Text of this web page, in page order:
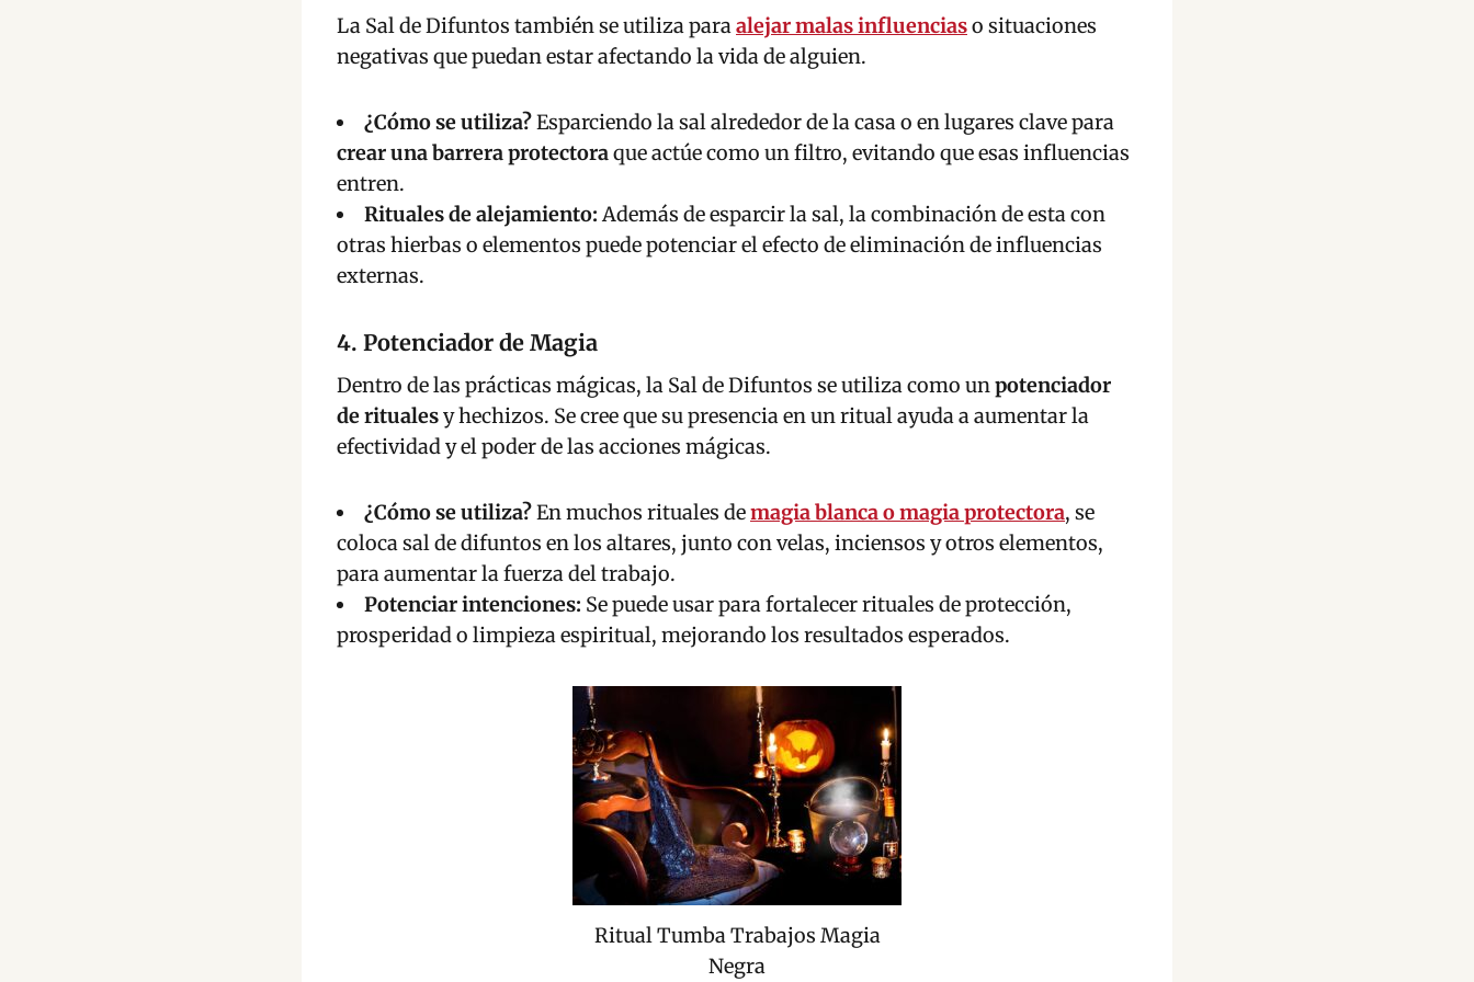
La Sal de Difuntos también se utiliza paraalejar malas influenciaso situaciones
negativas que puedan estar afectando la vida de alguien.
¿Cómo se utiliza?Esparciendo la sal alrededor de la casa o en lugares clave para
crear una barrera protectoraque actúe como un filtro, evitando que esas influencias
entren.
Rituales de alejamiento:Además de esparcir la sal, la combinación de esta con
otras hierbas o elementos puede potenciar el efecto de eliminación de influencias
externas.
4. Potenciador de Magia
Dentro de las prácticas mágicas, la Sal de Difuntos se utiliza como unpotenciador
de ritualesy hechizos. Se cree que su presencia en un ritual ayuda a aumentar la
efectividad y el poder de las acciones mágicas.
¿Cómo se utiliza?En muchos rituales demagia blanca o magia protectora, se
coloca sal de difuntos en los altares, junto con velas, inciensos y otros elementos,
para aumentar la fuerza del trabajo.
Potenciar intenciones: Se puede usar para fortalecer rituales de protección,
prosperidad o limpieza espiritual, mejorando los resultados esperados.
Ritual Tumba Trabajos Magia
Negra